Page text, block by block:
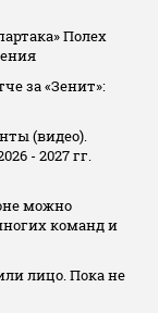
Полех
за «Зенит»:
(видео).
- 2027 гг.
можно
команд и
лицо. Пока не